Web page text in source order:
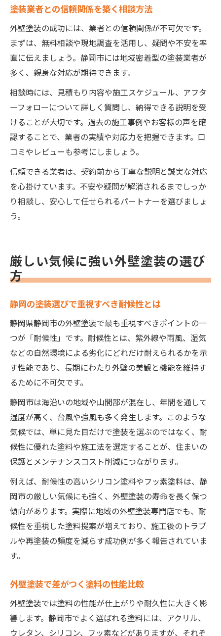
塗装業者との信頼関係を築く相談方法
外壁塗装の成功には、業者との信頼関係が不可欠です。
まずは、無料相談や現地調査を活用し、疑問や不安を率
直に伝えましょう。静岡市には地域密着型の塗装業者が
多く、親身な対応が期待できます。
相談時には、見積もり内容や施工スケジュール、アフタ
ーフォローについて詳しく質問し、納得できる説明を受
けることが大切です。過去の施工事例やお客様の声を確
認することで、業者の実績や対応力を把握できます。口
コミやレビューも参考にしましょう。
信頼できる業者は、契約前から丁寧な説明と誠実な対応
を心掛けています。不安や疑問が解消されるまでしっか
り相談し、安心して任せられるパートナーを選びましょ
う。
厳しい気候に強い外壁塗装の選び
方
静岡の塗装選びで重視すべき耐候性とは
静岡県静岡市の外壁塗装で最も重視すべきポイントの一
つが「耐候性」です。耐候性とは、紫外線や雨風、湿気
などの自然環境による劣化にどれだけ耐えられるかを示
す性能であり、長期にわたり外壁の美観と機能を維持す
るために不可欠です。
静岡市は海沿いの地域や山間部が混在し、年間を通して
湿度が高く、台風や強風も多く発生します。このような
気候では、単に見た目だけで塗装を選ぶのではなく、耐
候性に優れた塗料や施工法を選定することが、住まいの
保護とメンテナンスコスト削減につながります。
例えば、耐候性の高いシリコン塗料やフッ素塗料は、静
岡市の厳しい気候にも強く、外壁塗装の寿命を長く保つ
傾向があります。実際に地域の外壁塗装専門店でも、耐
候性を重視した塗料提案が増えており、施工後のトラブ
ルや再塗装の頻度を減らす成功例が多く報告されていま
す。
外壁塗装で差がつく塗料の性能比較
外壁塗装では塗料の性能が仕上がりや耐久性に大きく影
響します。静岡市でよく選ばれる塗料には、アクリル、
ウレタン、シリコン、フッ素などがありますが、それぞ